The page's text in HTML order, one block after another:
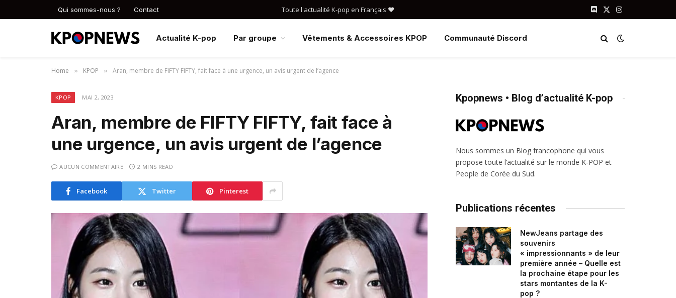
Qui sommes-nous ? Contact Toute l'actualité K-pop en Français ❤️ Discord
X
Instagram
Actualité K-pop Par groupe Vêtements & Accessoires KPOP Communauté Discord
Home » KPOP » Aran, membre de FIFTY FIFTY, fait face à une urgence, un avis urgent de l’agence
KPOP MAI 2, 2023
Aran, membre de FIFTY FIFTY, fait face à
une urgence, un avis urgent de l’agence
AUCUN COMMENTAIRE 2 MINS READ
Facebook Twitter Pinterest
Kpopnews • Blog d’actualité K-pop
Nous sommes un Blog francophone qui vous
propose toute l’actualité sur le monde K-POP et
People de Corée du Sud.
Publications récentes
NewJeans partage des
souvenirs
« impressionnants » de leur
première année – Quelle est
la prochaine étape pour les
stars montantes de la K-
pop ?